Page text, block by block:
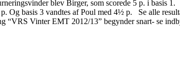
blev Birger, som scorede 5 p. i basis 1.
Og basis 3 vandtes af Poul med 4½ p. Se alle
“VRS Vinter EMT 2012/13” begynder snart- se